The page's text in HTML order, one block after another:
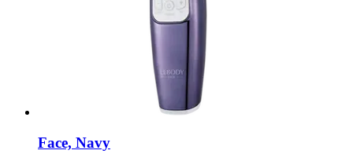
Face, Navy